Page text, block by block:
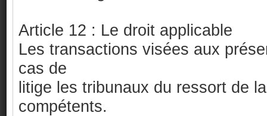
Article 12 : Le droit applicable
Les transactions visées aux
cas de
litige les tribunaux du ressort de
compétents.